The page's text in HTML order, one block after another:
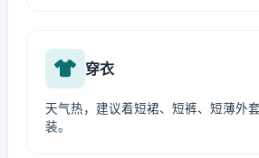
穿衣
天气热，建议着短裙、短裤、短薄外
装。